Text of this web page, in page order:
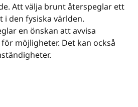
Att välja brunt återspeglar ett
den fysiska världen.
en önskan att avvisa
möjligheter. Det kan också